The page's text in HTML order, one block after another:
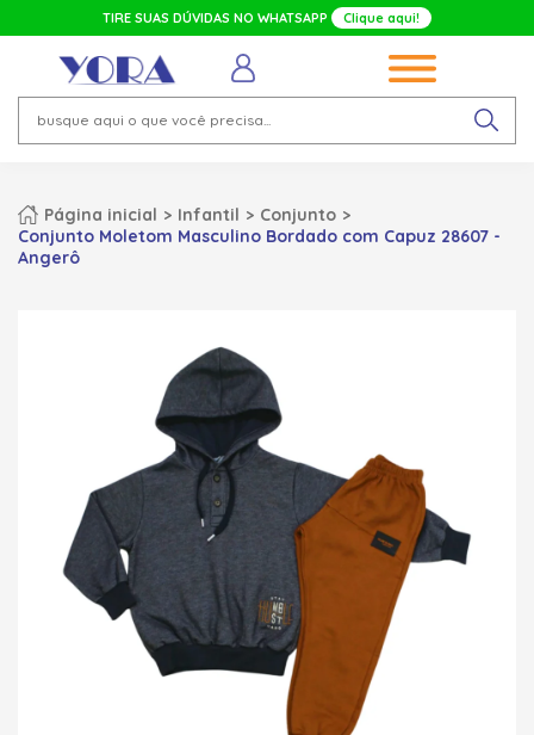
TIRE SUAS DÚVIDAS NO WHATSAPP Clique aqui!
Página inicial Infantil
Conjunto
Conjunto Moletom Masculino Bordado com Capuz 28607 -
Angerô